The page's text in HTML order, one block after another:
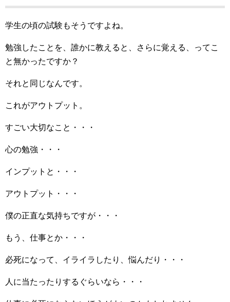
学生の頃の試験もそうですよね。
勉強したことを、誰かに教えると、さらに覚える、ってこ
と無かったですか？
それと同じなんです。
これがアウトプット。
すごい大切なこと・・・
心の勉強・・・
インプットと・・・
アウトプット・・・
僕の正直な気持ちですが・・・
もう、仕事とか・・・
必死になって、イライラしたり、悩んだり・・・
人に当たったりするぐらいなら・・・